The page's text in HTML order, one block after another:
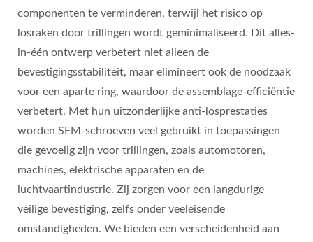
componenten te verminderen, terwijl het risico op
losraken door trillingen wordt geminimaliseerd. Dit alles-
in-één ontwerp verbetert niet alleen de
bevestigingsstabiliteit, maar elimineert ook de noodzaak
voor een aparte ring, waardoor de assemblage-efficiëntie
verbetert. Met hun uitzonderlijke anti-losprestaties
worden SEM-schroeven veel gebruikt in toepassingen
die gevoelig zijn voor trillingen, zoals automotoren,
machines, elektrische apparaten en de
luchtvaartindustrie. Zij zorgen voor een langdurige
veilige bevestiging, zelfs onder veeleisende
omstandigheden. We bieden een verscheidenheid aan